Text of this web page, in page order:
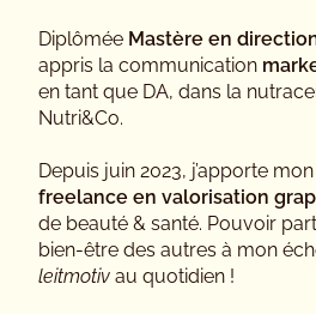
Diplômée Mastère en
appris la communication
en tant que DA, dans la
Nutri&Co.
Depuis juin 2023, j’apporte
freelance en valorisation
de beauté & santé. Pouvoir
bien-être des autres à mon
leitmotiv au quotidien !